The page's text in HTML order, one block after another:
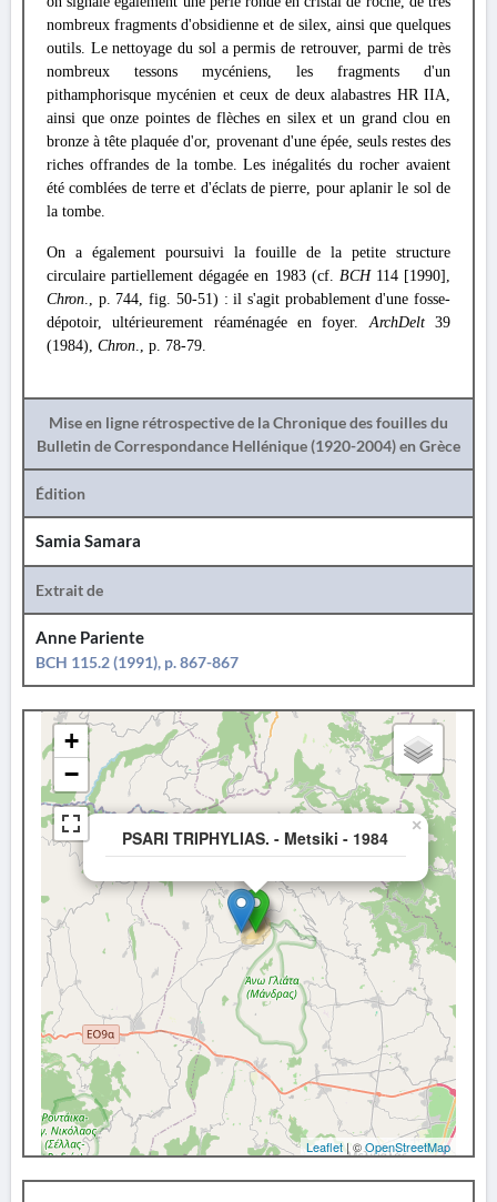
nombreux fragments d'obsidienne et de silex, ainsi que quelques
outils. Le nettoyage du sol a permis de retrouver, parmi de très
nombreux tessons mycéniens, les fragments d'un
pithamphorisque mycénien et ceux de deux alabastres HR IIA,
ainsi que onze pointes de flèches en silex et un grand clou en
bronze à tête plaquée d'or, provenant d'une épée, seuls restes des
riches offrandes de la tombe. Les inégalités du rocher avaient
été comblées de terre et d'éclats de pierre, pour aplanir le sol de
la tombe.
On a également poursuivi la fouille de la petite structure
circulaire partiellement dégagée en 1983 (cf. BCH114 [1990],
Chron., p. 744, fig. 50-51) : il s'agit probablement d'une fosse-
dépotoir, ultérieurement réaménagée en foyer.ArchDelt39
(1984), Chron., p. 78-79.
Mise en ligne rétrospective de la Chronique des fouilles du
Bulletin de Correspondance Hellénique (1920-2004) en Grèce
Édition
Samia Samara
Extrait de
Anne Pariente
BCH 115.2 (1991), p. 867-867
PSARI TRIPHYLIAS. - Metsiki - 1984
×
+
−
Leaflet | ©OpenStreetMap